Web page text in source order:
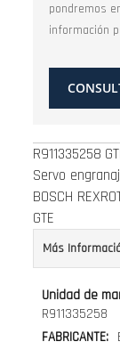
pondremos
información
R911335258
Servo
BOSCH
GTE
Más
Más
Información
R911335258